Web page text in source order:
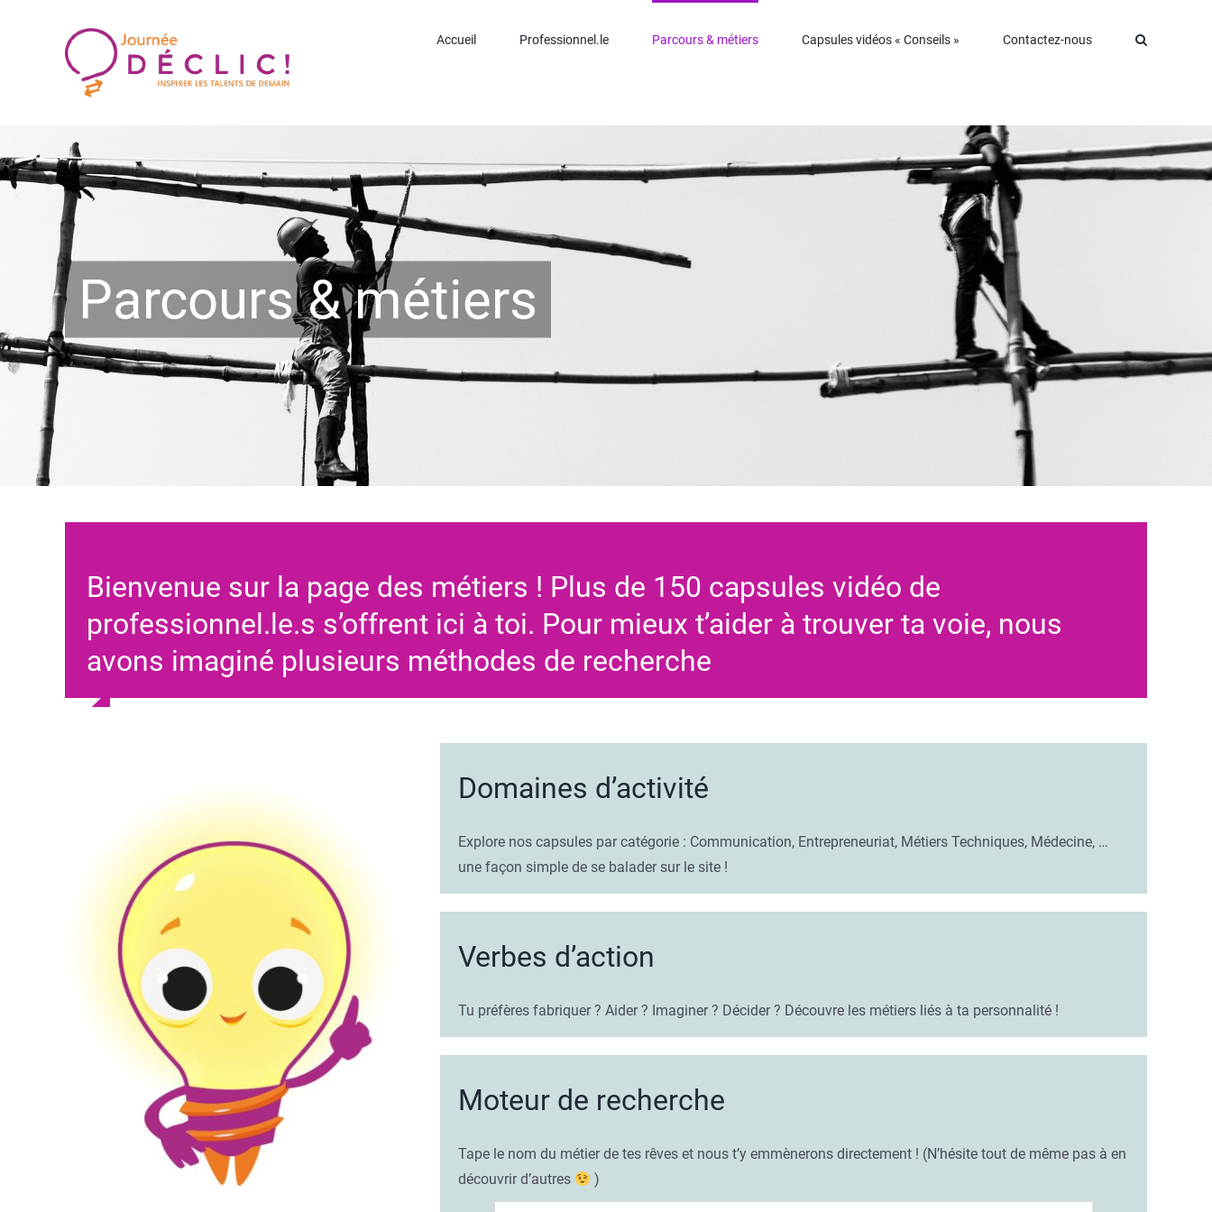
Accueil Professionnel.le Parcours & métiers Capsules vidéos « Conseils » Contactez-nous
Parcours & métiers
Bienvenue sur la page des métiers ! Plus de 150 capsules vidéo de
professionnel.le.s s’offrent ici à toi. Pour mieux t’aider à trouver ta voie, nous
avons imaginé plusieurs méthodes de recherche
Domaines d’activité
Explore nos capsules par catégorie : Communication, Entrepreneuriat, Métiers Techniques, Médecine, …
une façon simple de se balader sur le site !
Verbes d’action
Tu préfères fabriquer ? Aider ? Imaginer ? Décider ? Découvre les métiers liés à ta personnalité !
Moteur de recherche
Tape le nom du métier de tes rêves et nous t’y emmènerons directement ! (N’hésite tout de même pas à en
découvrir d’autres
)